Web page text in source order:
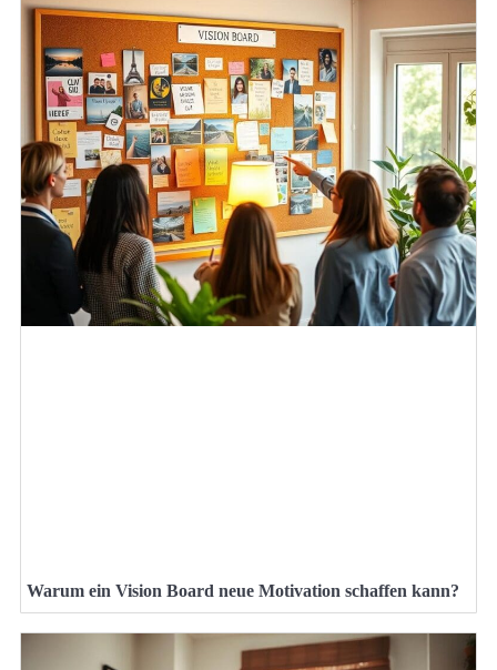
Warum ein Vision Board neue Motivation schaffen kann?